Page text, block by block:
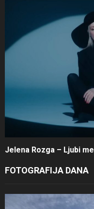
Jelena Rozga – Ljubi me
FOTOGRAFIJA DANA